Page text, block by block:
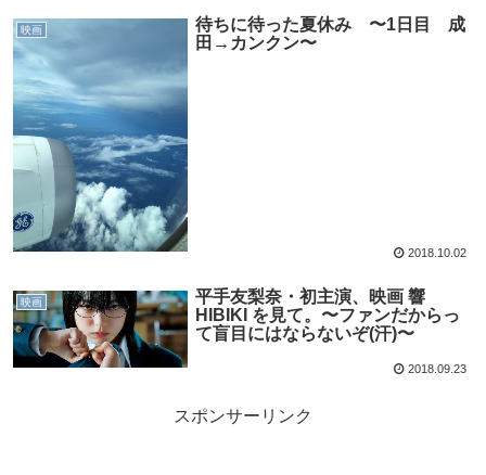
映画
待ちに待った夏休み 〜1日目 成
田→カンクン〜
2018.10.02
映画
平手友梨奈・初主演、映画 響
HIBIKI を見て。〜ファンだからっ
て盲目にはならないぞ(汗)〜
2018.09.23
スポンサーリンク